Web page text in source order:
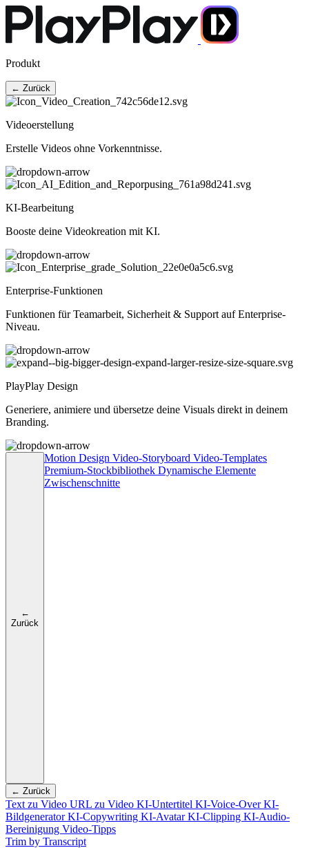
Produkt
← Zurück
Videoerstellung
Erstelle Videos ohne Vorkenntnisse.
KI-Bearbeitung
Booste deine Videokreation mit KI.
Enterprise-Funktionen
Funktionen für Teamarbeit, Sicherheit & Support auf Enterprise-
Niveau.
PlayPlay Design
Generiere, animiere und übersetze deine Visuals direkt in deinem
Branding.
←
Zurück
Motion Design Video-Storyboard Video-Templates
Premium-Stockbibliothek Dynamische Elemente
Zwischenschnitte
← Zurück
Text zu Video URL zu Video KI-Untertitel KI-Voice-OverKI-
BildgeneratorKI-Copywriting KI-AvatarKI-Clipping KI-Audio-
Bereinigung Video-Tipps
Trim by Transcript